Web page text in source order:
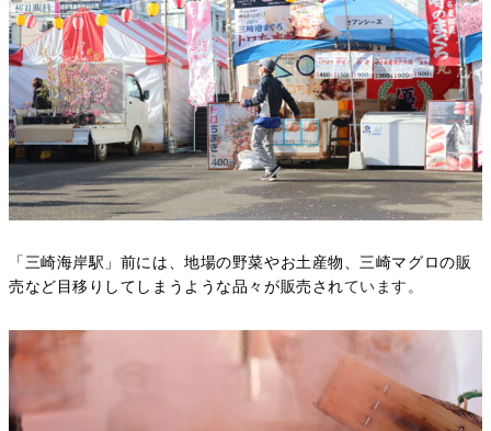
「三崎海岸駅」前には、地場の野菜やお土産物、三崎マグロの販
売など目移りしてしまうような品々が販売されています。